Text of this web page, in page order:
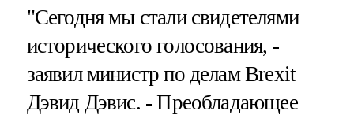
"Сегодня мы стали свидетелями
исторического голосования, -
заявил министр по делам Brexit
Дэвид Дэвис. - Преобладающее